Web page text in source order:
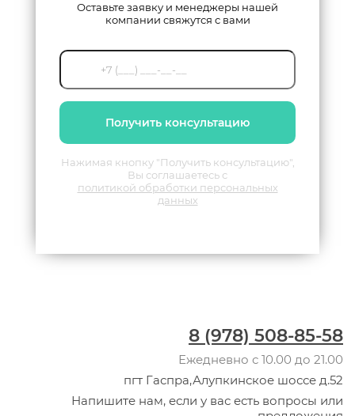
Оставьте заявку и менеджеры нашей
компании свяжутся с вами
Получить консультацию
Нажимая кнопку "Получить консультацию",
Вы соглашаетесь с
политикой обработки персональных
данных
8 (978) 508-85-58
Ежедневно с 10.00 до 21.00
пгт Гаспра,Алупкинское шоссе д.52
Напишите нам, если у вас есть вопросы или